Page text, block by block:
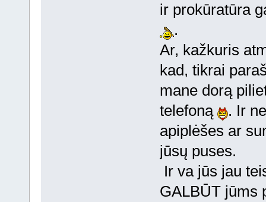
ir prokūratūra
.
Ar, kažkuris
kad, tikrai
mane dorą
telefoną
. Ir
apiplėšes ar
jūsų puses.
Ir va jūs jau
GALBŪT jūms